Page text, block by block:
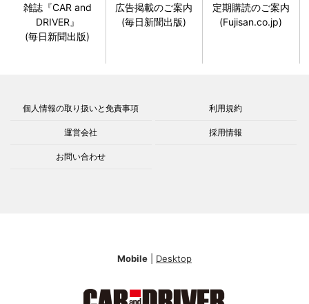
雑誌『CAR and
DRIVER』
(毎日新聞出版)
広告掲載のご案内
(毎日新聞出版)
定期購読のご案内
(Fujisan.co.jp)
個人情報の取り扱いと免責事項 利用規約
運営会社 採用情報
お問い合わせ
Mobile Desktop